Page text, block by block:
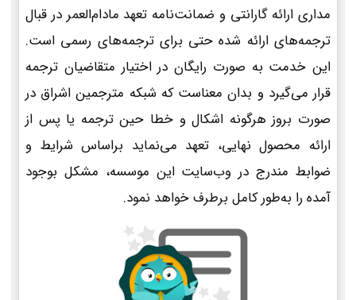
مداری ارائه گارانتی و ضمانت‌نامه تعهد مادام‌العمر در قبال
ترجمه‌های ارائه شده حتی برای ترجمه‌های رسمی است.
این خدمت به صورت رایگان در اختیار متقاضیان ترجمه
قرار می‌گیرد و بدان معناست که شبکه مترجمین اشراق در
صورت بروز هرگونه اشکال و خطا حین ترجمه یا پس از
ارائه محصول نهایی، تعهد می‌نماید براساس شرایط و
ضوابط مندرج در وب‌سایت این موسسه، مشکل بوجود
آمده را به‌طور کامل برطرف خواهد نمود.